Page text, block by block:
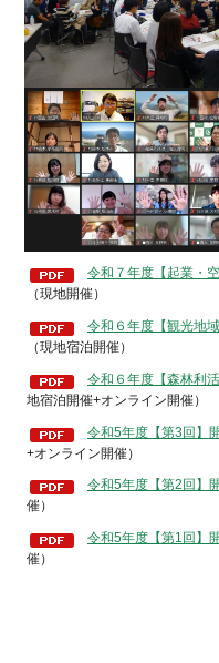
令和７年度【起業・
（現地開催）
令和６年度【観光地
（現地宿泊開催）
令和６年度【森林利
地宿泊開催+オンライン開催）
令和5年度【第3回】
+オンライン開催）
令和5年度【第2回】
催）
令和5年度【第1回】
催）